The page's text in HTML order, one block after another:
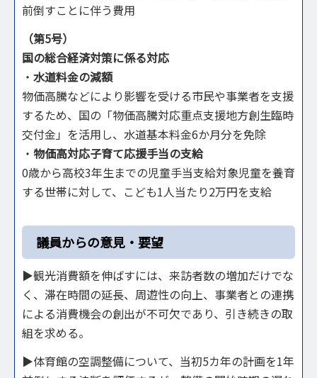
前倒すことに伴う費用
（第5号）
国の総合経済対策に係る対応
・ 水道料金の減額
物価高騰などにより影響を受ける市民や事業者を支援
するため、国の「物価高騰対応重点支援地方創生臨時
交付金」を活用し、水道基本料金6か月分を免除
・ 物価高対応子育て応援手当の支給
0歳から高校3年生までの児童手当支給対象児童を養育
する世帯に対して、こども1人当たり2万円を支給
議員からの意見・要望
▶観光消費額を伸ばすには、来訪者数の増加だけでな
く、滞在時間の延長、周遊性の向上、事業者との連携
による消費機会の創出が不可欠であり、引き続きの取
組を求める。
▶体育館の空調整備について、当初5カ年の計画を1年